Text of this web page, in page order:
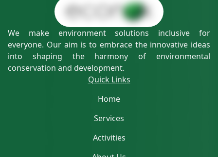
We make environment solutions inclusive for
everyone. Our aim is to embrace the innovative ideas
into shaping the harmony of environmental
conservation and development.
Quick Links
Home
Services
Activities